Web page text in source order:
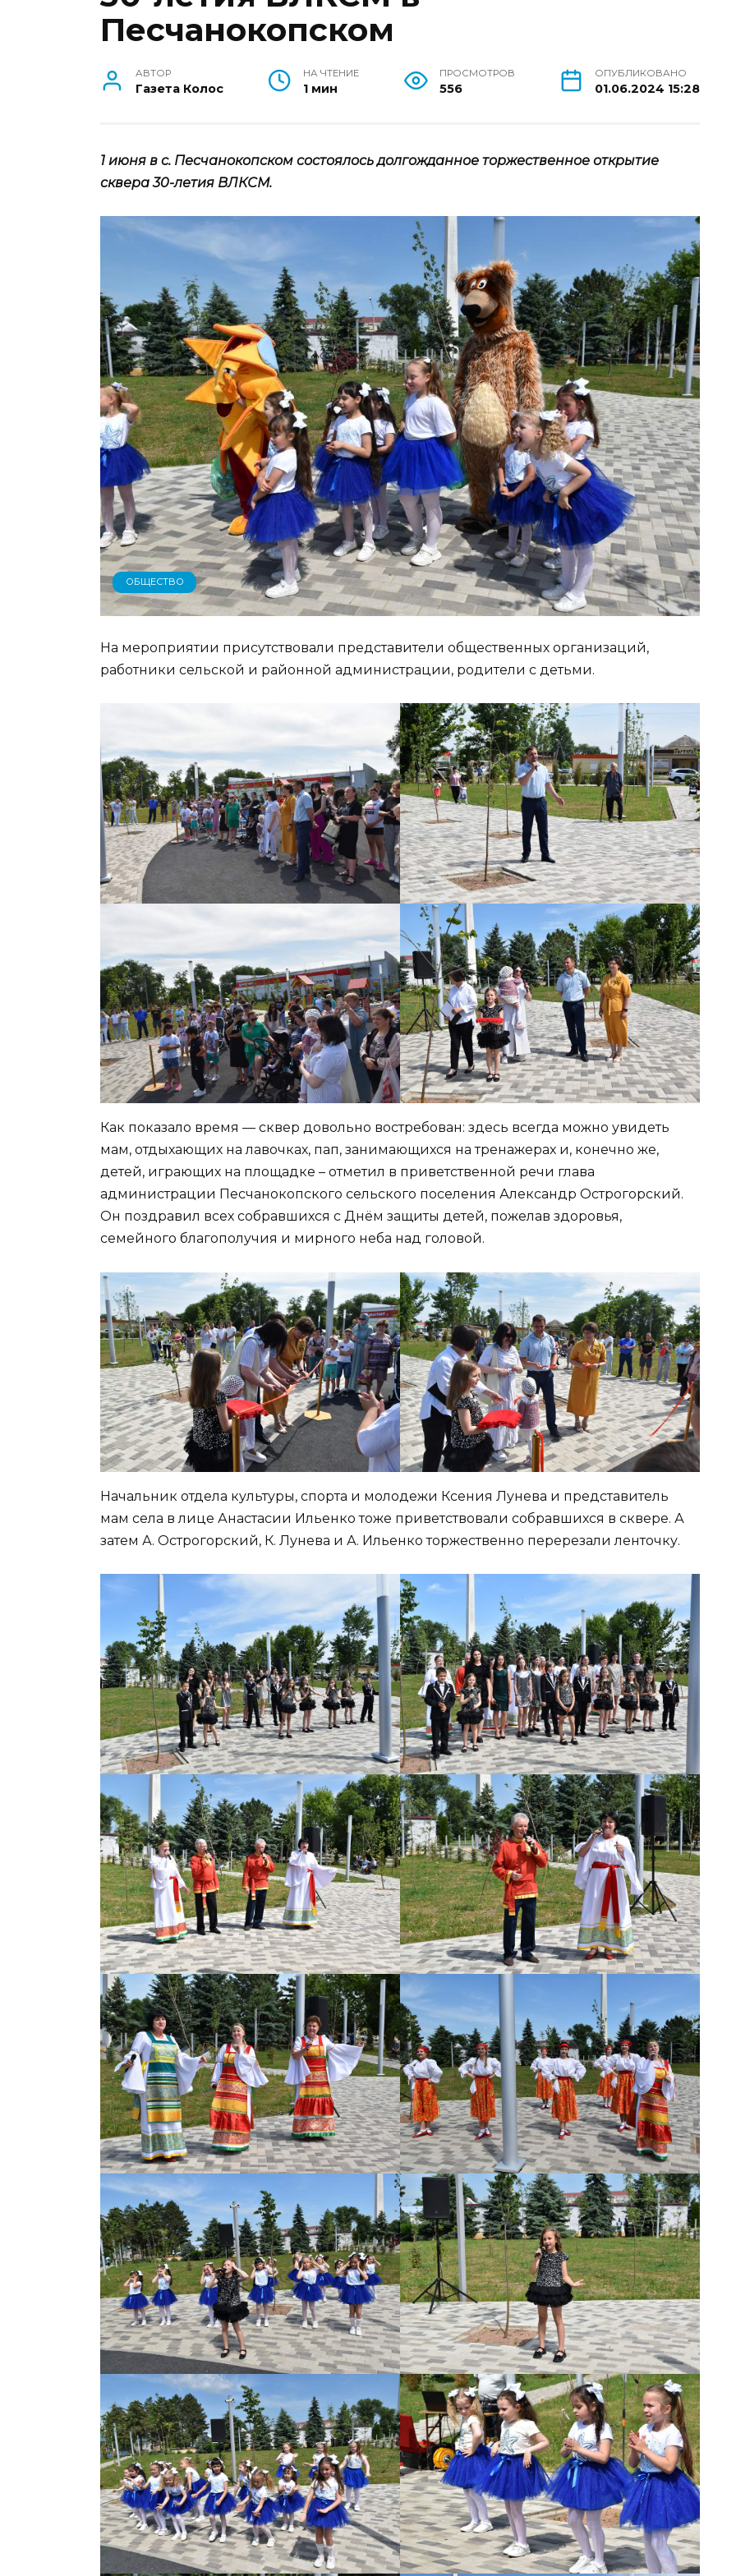
Песчанокопском
АВТОР
Газета Колос
НА ЧТЕНИЕ
1 мин
ПРОСМОТРОВ
556
ОПУБЛИКОВАНО
01.06.2024 15:28
1 июня в с. Песчанокопском состоялось долгожданное торжественное открытие
сквера 30-летия ВЛКСМ.
ОБЩЕСТВО
На мероприятии присутствовали представители общественных организаций,
работники сельской и районной администрации, родители с детьми.
Как показало время — сквер довольно востребован: здесь всегда можно увидеть
мам, отдыхающих на лавочках, пап, занимающихся на тренажерах и, конечно же,
детей, играющих на площадке – отметил в приветственной речи глава
администрации Песчанокопского сельского поселения Александр Острогорский.
Он поздравил всех собравшихся с Днём защиты детей, пожелав здоровья,
семейного благополучия и мирного неба над головой.
Начальник отдела культуры, спорта и молодежи Ксения Лунева и представитель
мам села в лице Анастасии Ильенко тоже приветствовали собравшихся в сквере. А
затем А. Острогорский, К. Лунева и А. Ильенко торжественно перерезали ленточку.